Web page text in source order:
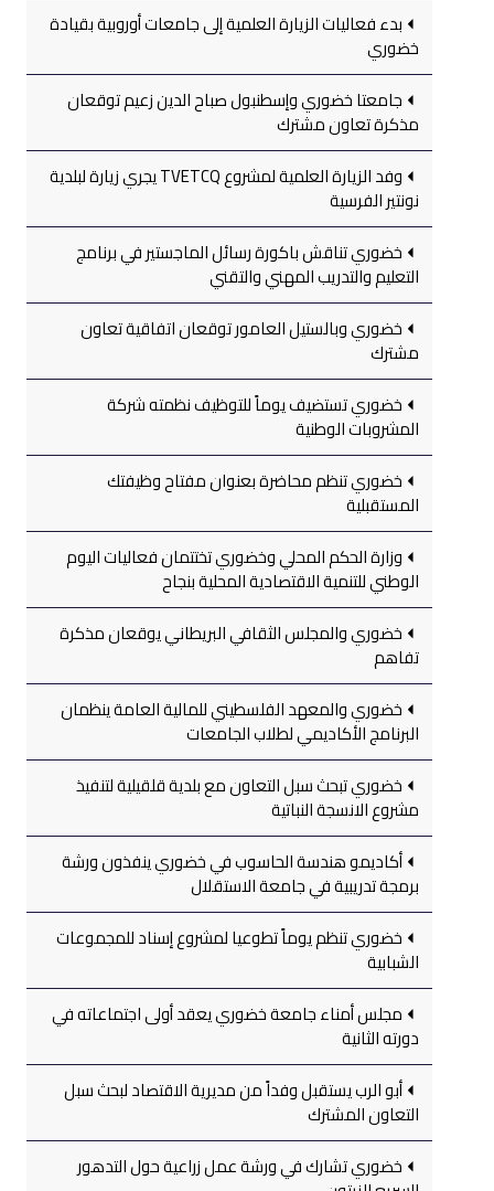
بدء فعاليات الزيارة العلمية إلى جامعات أوروبية بقيادة
خضوري
جامعتا خضوري وإسطنبول صباح الدين زعيم توقعان
مذكرة تعاون مشترك
وفد الزيارة العلمية لمشروع TVETCQ يجري زيارة لبلدية
نونتير الفرسية
خضوري تناقش باكورة رسائل الماجستير في برنامج
التعليم والتدريب المهني والتقني
خضوري وبالستيل العامور توقعان اتفاقية تعاون
مشترك
خضوري تستضيف يوماً للتوظيف نظمته شركة
المشروبات الوطنية
خضوري تنظم محاضرة بعنوان مفتاح وظيفتك
المستقبلية
وزارة الحكم المحلي وخضوري تختتمان فعاليات اليوم
الوطني للتنمية الاقتصادية المحلية بنجاح
خضوري والمجلس الثقافي البريطاني يوقعان مذكرة
تفاهم
خضوري والمعهد الفلسطيني للمالية العامة ينظمان
البرنامج الأكاديمي لطلاب الجامعات
خضوري تبحث سبل التعاون مع بلدية قلقيلية لتنفيذ
مشروع الانسجة النباتية
أكاديمو هندسة الحاسوب في خضوري ينفذون ورشة
برمجة تدريبية في جامعة الاستقلال
خضوري تنظم يوماً تطوعيا لمشروع إسناد للمجموعات
الشبابية
مجلس أمناء جامعة خضوري يعقد أولى اجتماعاته في
دورته الثانية
أبو الرب يستقبل وفداً من مديرية الاقتصاد لبحث سبل
التعاون المشترك
خضوري تشارك في ورشة عمل زراعية حول التدهور